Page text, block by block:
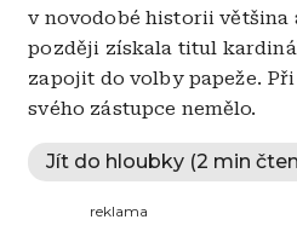
v novodobé historii
později získala titul
zapojit do volby papeže.
svého zástupce nemělo.
Jít do hloubky (2 min
reklama